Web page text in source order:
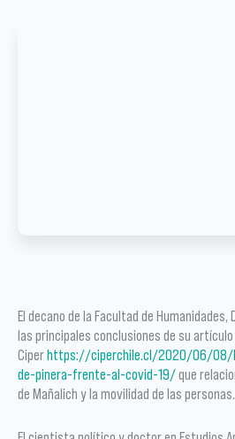
El decano de la Facultad de Humanidades,
las principales conclusiones de su artículo
Ciperhttps://ciperchile.cl/2020/06/08/
de-pinera-frente-al-covid-19/que
de Mañalich y la movilidad de las personas.